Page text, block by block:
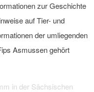
zur Geschichte
auf Tier- und
der umliegenden
Asmussen gehört